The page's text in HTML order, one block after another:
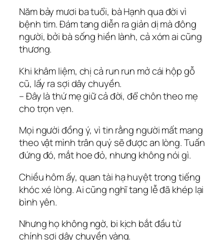
Năm bảy mươi ba tuổi, bà Hạnh qua đời vì
bệnh tim. Đám tang diễn ra giản dị mà đông
người, bởi bà sống hiền lành, cả xóm ai cũng
thương.
Khi khâm liệm, chị cả run run mở cái hộp gỗ
cũ, lấy ra sợi dây chuyền.
– Đây là thứ mẹ giữ cả đời, để chôn theo mẹ
cho trọn vẹn.
Mọi người đồng ý, vì tin rằng người mất mang
theo vật mình trân quý sẽ được an lòng. Tuấn
đứng đó, mắt hoe đỏ, nhưng không nói gì.
Chiều hôm ấy, quan tài hạ huyệt trong tiếng
khóc xé lòng. Ai cũng nghĩ tang lễ đã khép lại
bình yên.
Nhưng họ không ngờ, bi kịch bắt đầu từ
chính sợi dây chuyền vàng.